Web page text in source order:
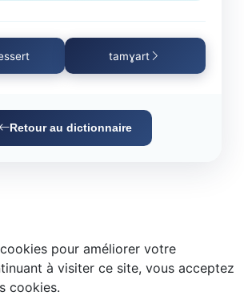
tamɣart
Retour au dictionnaire
pour améliorer votre
à visiter ce site, vous acceptez
cookies.